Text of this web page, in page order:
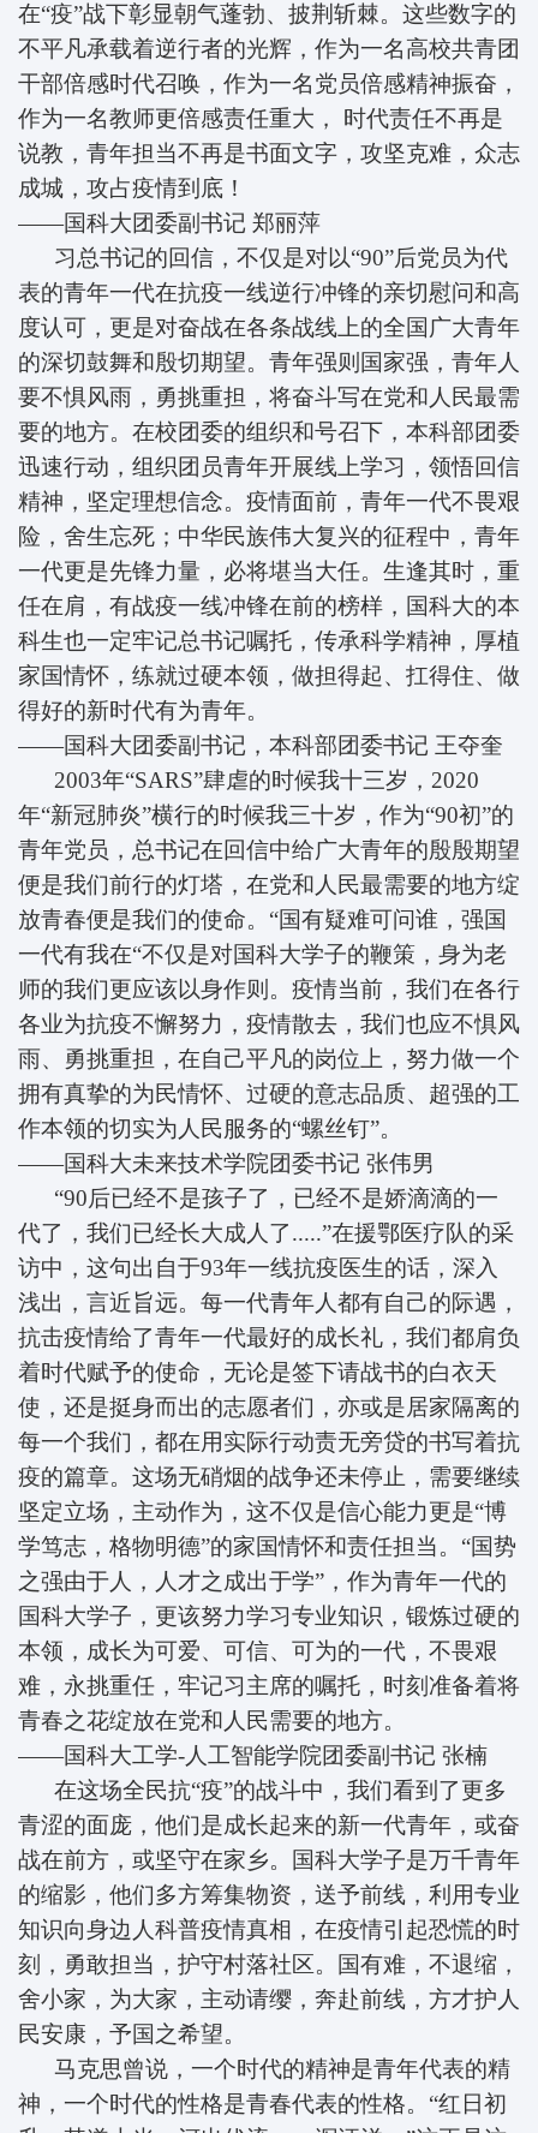
在“疫”战下彰显朝气蓬勃、披荆斩棘。这些数字的
不平凡承载着逆行者的光辉，作为一名高校共青团
干部倍感时代召唤，作为一名党员倍感精神振奋，
作为一名教师更倍感责任重大， 时代责任不再是
说教，青年担当不再是书面文字，攻坚克难，众志
成城，攻占疫情到底！
——国科大团委副书记 郑丽萍
习总书记的回信，不仅是对以“90”后党员为代
表的青年一代在抗疫一线逆行冲锋的亲切慰问和高
度认可，更是对奋战在各条战线上的全国广大青年
的深切鼓舞和殷切期望。青年强则国家强，青年人
要不惧风雨，勇挑重担，将奋斗写在党和人民最需
要的地方。在校团委的组织和号召下，本科部团委
迅速行动，组织团员青年开展线上学习，领悟回信
精神，坚定理想信念。疫情面前，青年一代不畏艰
险，舍生忘死；中华民族伟大复兴的征程中，青年
一代更是先锋力量，必将堪当大任。生逢其时，重
任在肩，有战疫一线冲锋在前的榜样，国科大的本
科生也一定牢记总书记嘱托，传承科学精神，厚植
家国情怀，练就过硬本领，做担得起、扛得住、做
得好的新时代有为青年。
——国科大团委副书记，本科部团委书记 王夺奎
2003年“SARS”肆虐的时候我十三岁，2020
年“新冠肺炎”横行的时候我三十岁，作为“90初”的
青年党员，总书记在回信中给广大青年的殷殷期望
便是我们前行的灯塔，在党和人民最需要的地方绽
放青春便是我们的使命。“国有疑难可问谁，强国
一代有我在“不仅是对国科大学子的鞭策，身为老
师的我们更应该以身作则。疫情当前，我们在各行
各业为抗疫不懈努力，疫情散去，我们也应不惧风
雨、勇挑重担，在自己平凡的岗位上，努力做一个
拥有真挚的为民情怀、过硬的意志品质、超强的工
作本领的切实为人民服务的“螺丝钉”。
——国科大未来技术学院团委书记 张伟男
“90后已经不是孩子了，已经不是娇滴滴的一
代了，我们已经长大成人了.....”在援鄂医疗队的采
访中，这句出自于93年一线抗疫医生的话，深入
浅出，言近旨远。每一代青年人都有自己的际遇，
抗击疫情给了青年一代最好的成长礼，我们都肩负
着时代赋予的使命，无论是签下请战书的白衣天
使，还是挺身而出的志愿者们，亦或是居家隔离的
每一个我们，都在用实际行动责无旁贷的书写着抗
疫的篇章。这场无硝烟的战争还未停止，需要继续
坚定立场，主动作为，这不仅是信心能力更是“博
学笃志，格物明德”的家国情怀和责任担当。“国势
之强由于人，人才之成出于学”，作为青年一代的
国科大学子，更该努力学习专业知识，锻炼过硬的
本领，成长为可爱、可信、可为的一代，不畏艰
难，永挑重任，牢记习主席的嘱托，时刻准备着将
青春之花绽放在党和人民需要的地方。
——国科大工学-人工智能学院团委副书记 张楠
在这场全民抗“疫”的战斗中，我们看到了更多
青涩的面庞，他们是成长起来的新一代青年，或奋
战在前方，或坚守在家乡。国科大学子是万千青年
的缩影，他们多方筹集物资，送予前线，利用专业
知识向身边人科普疫情真相，在疫情引起恐慌的时
刻，勇敢担当，护守村落社区。国有难，不退缩，
舍小家，为大家，主动请缨，奔赴前线，方才护人
民安康，予国之希望。
马克思曾说，一个时代的精神是青年代表的精
神，一个时代的性格是青春代表的性格。“红日初